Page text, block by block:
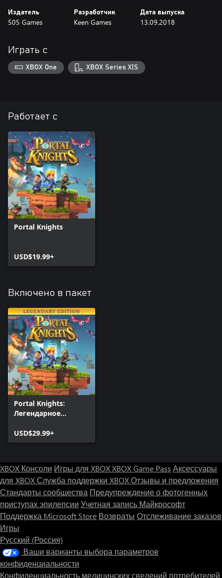
Издатель
505 Games
Разработчик
Keen Games
Дата выпуска
13.09.2018
Играть с
XBOX One XBOX Series X|S
Работает с
Portal Knights
USD$19.99+
Включено в пакет
Portal Knights:
Легендарное
USD$29.99+
XBOX Консоли Игры для XBOXXBOX Game Pass Аксессуары
для XBOXСлужба поддержки XBOXОтзывы и предложения
Стандарты сообщества Предупреждение о фотогенных
приступах эпилепсии Учетная запись Майкрософт
Поддержка Microsoft Store Возвраты Отслеживание заказов
Игры
Русский (Россия)
Ваши варианты выбора параметров
конфиденциальности
Конфиденциальность медицинских сведений потребителей